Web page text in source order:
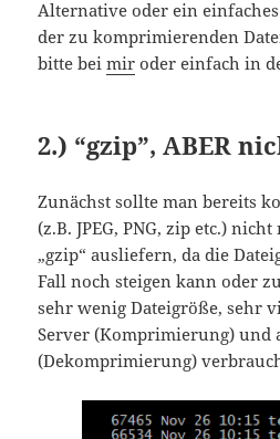
Alternative oder ein
der zu komprimierenden
bitte beimir oder einfach in
2.) “gzip”, ABER
Zunächst sollte man bereits
(z.B. JPEG, PNG, zip etc.)
„gzip“ ausliefern, da die
Fall noch steigen kann oder
sehr wenig Dateigröße, sehr
Server (Komprimierung) und
(Dekomprimierung)